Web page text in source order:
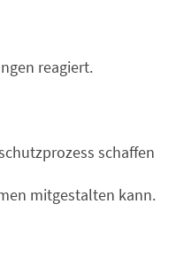
reagiert.
schaffen
mitgestalten kann.